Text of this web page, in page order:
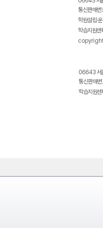
통신판매
학원설립·
학습지원
06643 서
통신판매
학습지원